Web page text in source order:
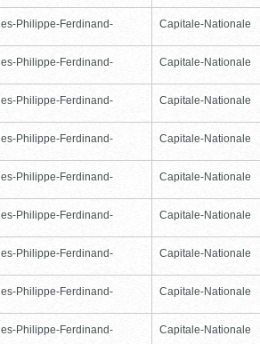
Philippe-Ferdinand-
Capitale-Nationale
Philippe-Ferdinand-
Capitale-Nationale
Philippe-Ferdinand-
Capitale-Nationale
Philippe-Ferdinand-
Capitale-Nationale
Philippe-Ferdinand-
Capitale-Nationale
Philippe-Ferdinand-
Capitale-Nationale
Philippe-Ferdinand-
Capitale-Nationale
Philippe-Ferdinand-
Capitale-Nationale
Philippe-Ferdinand-
Capitale-Nationale